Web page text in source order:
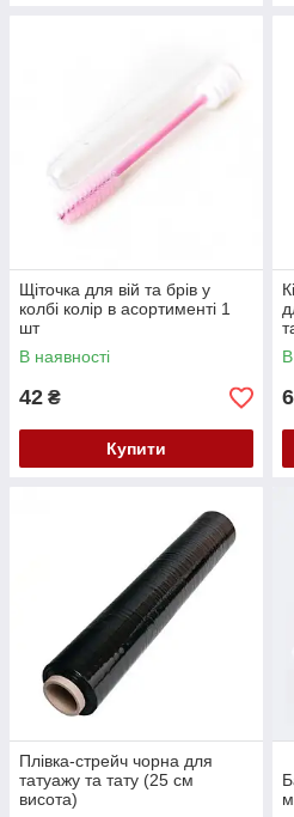
Щіточка для вій та брів у
колбі колір в асортименті 1
шт
В наявності
42 ₴
Купити
Плівка-стрейч чорна для
татуажу та тату (25 см
висота)